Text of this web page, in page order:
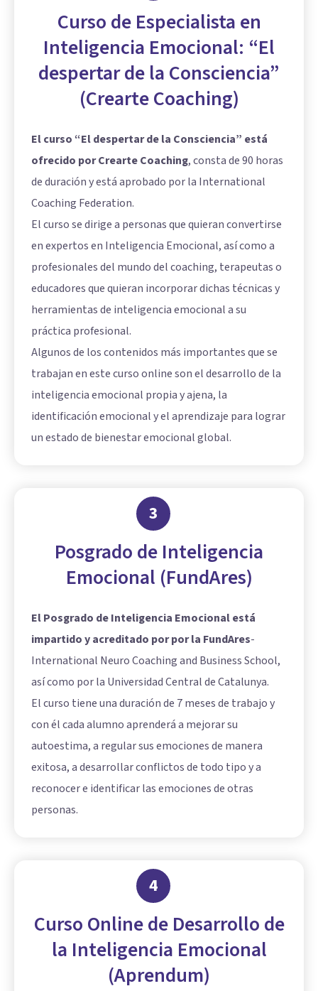
Curso de Especialista en
Inteligencia Emocional: “El
despertar de la Consciencia”
(Crearte Coaching)
El curso “El despertar de la Consciencia” está
ofrecido por Crearte Coaching, consta de 90 horas
de duración y está aprobado por la International
Coaching Federation.
El curso se dirige a personas que quieran convertirse
en expertos en Inteligencia Emocional, así como a
profesionales del mundo del coaching, terapeutas o
educadores que quieran incorporar dichas técnicas y
herramientas de inteligencia emocional a su
práctica profesional.
Algunos de los contenidos más importantes que se
trabajan en este curso online son el desarrollo de la
inteligencia emocional propia y ajena, la
identificación emocional y el aprendizaje para lograr
un estado de bienestar emocional global.
3
Posgrado de Inteligencia
Emocional (FundAres)
El Posgrado de Inteligencia Emocional está
impartido y acreditado por por la FundAres-
International Neuro Coaching and Business School,
así como por la Universidad Central de Catalunya.
El curso tiene una duración de 7 meses de trabajo y
con él cada alumno aprenderá a mejorar su
autoestima, a regular sus emociones de manera
exitosa, a desarrollar conflictos de todo tipo y a
reconocer e identificar las emociones de otras
personas.
4
Curso Online de Desarrollo de
la Inteligencia Emocional
(Aprendum)